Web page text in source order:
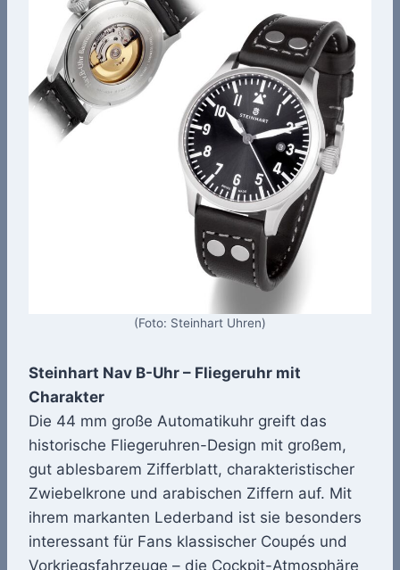
(Foto: Steinhart Uhren)
Steinhart Nav B-Uhr – Fliegeruhr mit
Charakter
Die 44 mm große Automatikuhr greift das
historische Fliegeruhren-Design mit großem,
gut ablesbarem Zifferblatt, charakteristischer
Zwiebelkrone und arabischen Ziffern auf. Mit
ihrem markanten Lederband ist sie besonders
interessant für Fans klassischer Coupés und
Vorkriegsfahrzeuge – die Cockpit-Atmosphäre